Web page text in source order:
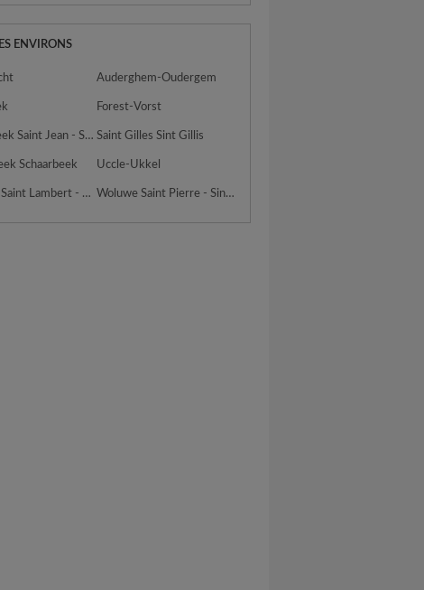
ENVIRONS
Auderghem-Oudergem
Forest-Vorst
Molenbeek Saint Jean - Sint Jans Molenbeek Saint Gilles Sint Gillis
Schaarbeek Uccle-Ukkel
Woluwe Saint Lambert - Sint Lambrechts Woluwe Woluwe Saint Pierre - Sint Pieters Woluwe